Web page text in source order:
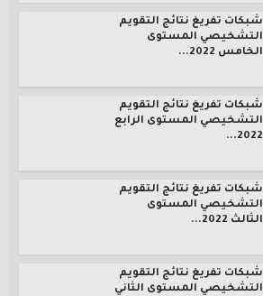
شبكات تفريغ نتائج التقويم
التشخيصي المستوى
الخامس 2022...
شبكات تفريغ نتائج التقويم
التشخيصي المستوى الرابع
2022...
شبكات تفريغ نتائج التقويم
التشخيصي المستوى
الثالث 2022...
شبكات تفريغ نتائج التقويم
التشخيصي المستوى الثاني